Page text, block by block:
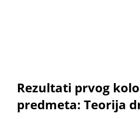
Rezultati prvog
predmeta: Teorija